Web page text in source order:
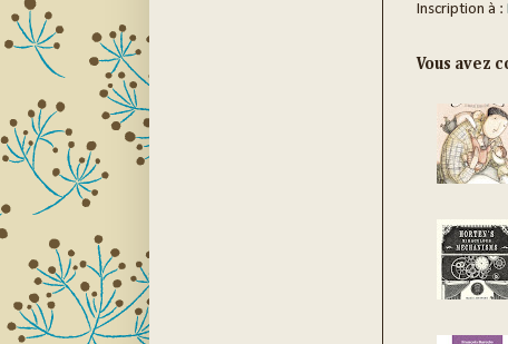
Inscription à :
Vous avez